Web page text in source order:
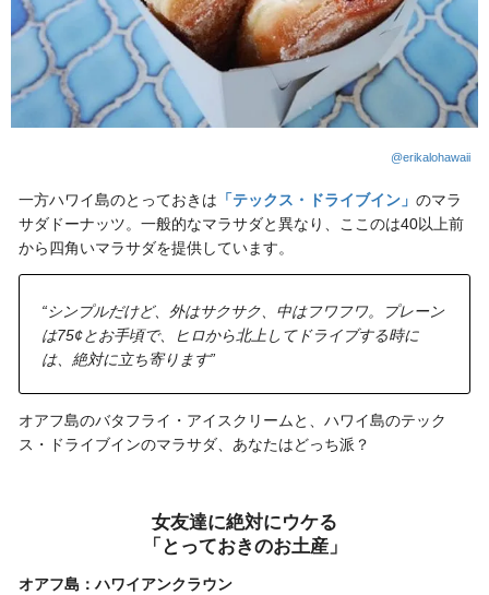
@erikalohawaii
一方ハワイ島のとっておきは 「テックス・ドライブイン」 のマラ
サダドーナッツ。一般的なマラサダと異なり、ここのは40以上前
から四角いマラサダを提供しています。
“シンプルだけど、外はサクサク、中はフワフワ。プレーン
は75¢とお手頃で、ヒロから北上してドライブする時に
は、絶対に立ち寄ります”
オアフ島のバタフライ・アイスクリームと、ハワイ島のテック
ス・ドライブインのマラサダ、あなたはどっち派？
女友達に絶対にウケる
「とっておきのお土産」
オアフ島：ハワイアンクラウン